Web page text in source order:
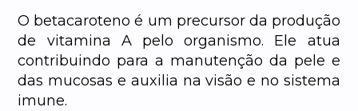
O betacaroteno é um precursor da produção
de vitamina A pelo organismo. Ele atua
contribuindo para a manutenção da pele e
das mucosas e auxilia na visão e no sistema
imune.